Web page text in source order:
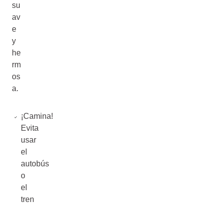
su
av
e
y
he
rm
os
a.
¡Camina!
Evita
usar
el
autobús
o
el
tren